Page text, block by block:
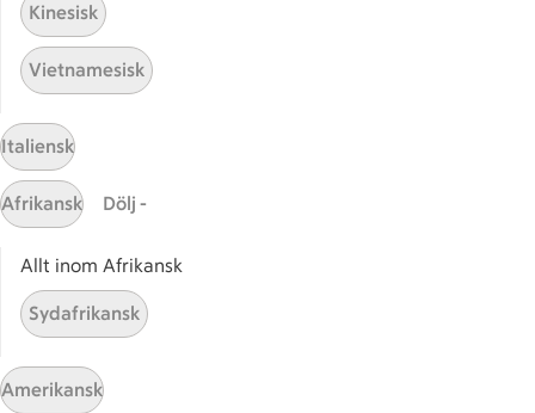
Kinesisk
Vietnamesisk
Italiensk
Afrikansk Dölj -
Allt inom Afrikansk
Sydafrikansk
Amerikansk